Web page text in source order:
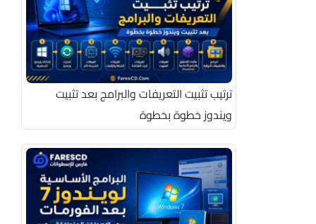
ترتيب تثبيت التعريفات والبرامج بعد تثبيت
ويندوز خطوة بخطوة